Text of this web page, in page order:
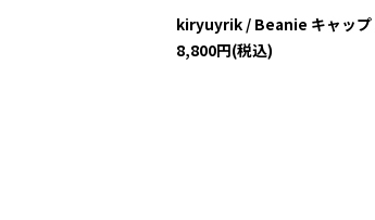
kiryuyrik / Beanie キャップ
8,800円(税込)